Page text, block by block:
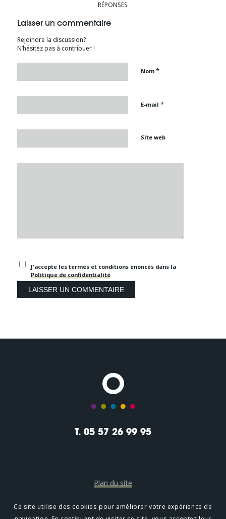
RÉPONSES
Laisser un commentaire
Rejoindre la discussion?
N’hésitez pas à contribuer !
Nom *
E-mail *
Site web
J'accepte les termes et conditions énoncés dans la
Politique de confidentialité
T. 05 57 26 99 95
Plan du site
Mentions légales
Ce site utilise des cookies pour améliorer votre expérience de